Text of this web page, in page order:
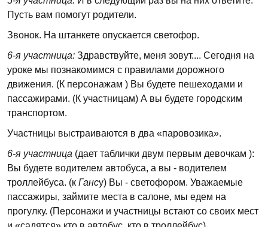
Пусть вам помогут родители.
Звонок. На штанкете опускается светофор.
6-я участница: Здравствуйте, меня зовут.... Сегодня на
уроке мы познакомимся с правилами дорожного
движения. (К персонажам ) Вы будете пешеходами и
пассажирами. (К участницам) А вы будете городским
транспортом.
Участницы выстраиваются в два «паровозика».
6-я участница (дает таблички двум первым девочкам ):
Вы будете водителем автобуса, а вы - водителем
троллейбуса. (к Гансу) Вы - светофором. Уважаемые
пассажиры, займите места в салоне, мы едем на
прогулку. (Персонажи и участницы встают со своих мест